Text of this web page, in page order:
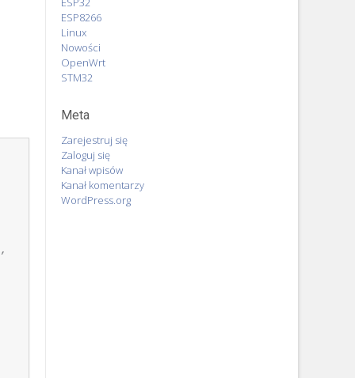
ESP8266
Linux
Nowości
OpenWrt
STM32
Meta
Zarejestruj się
Zaloguj się
Kanał wpisów
Kanał komentarzy
WordPress.org